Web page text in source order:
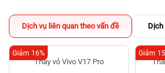
Dịch vụ liên quan theo vấn đề Dịch
Thay vỏ Vivo V17 Pro
Giảm 16% Giảm